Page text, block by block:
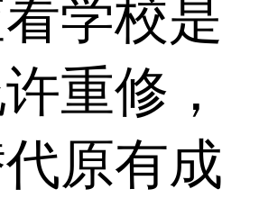
学校是
重修，
原有成